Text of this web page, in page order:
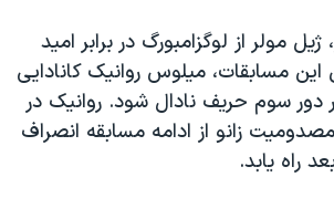
ژیل مولر از لوگزامبورگ در برابر امید
مسابقات، میلوس روانیک کانادایی
دور سوم حریف نادال شود. روانیک در
زانو از ادامه مسابقه انصراف
راه یابد.